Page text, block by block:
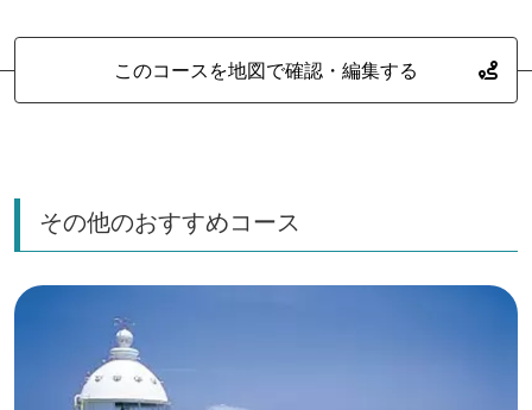
このコースを地図で確認・編集する
その他のおすすめコース